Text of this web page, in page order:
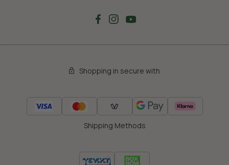
Shopping in secure with
Shipping Methods